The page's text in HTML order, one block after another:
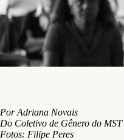
Por Adriana Novais
Do Coletivo de Gênero do MST
Fotos: Filipe Peres